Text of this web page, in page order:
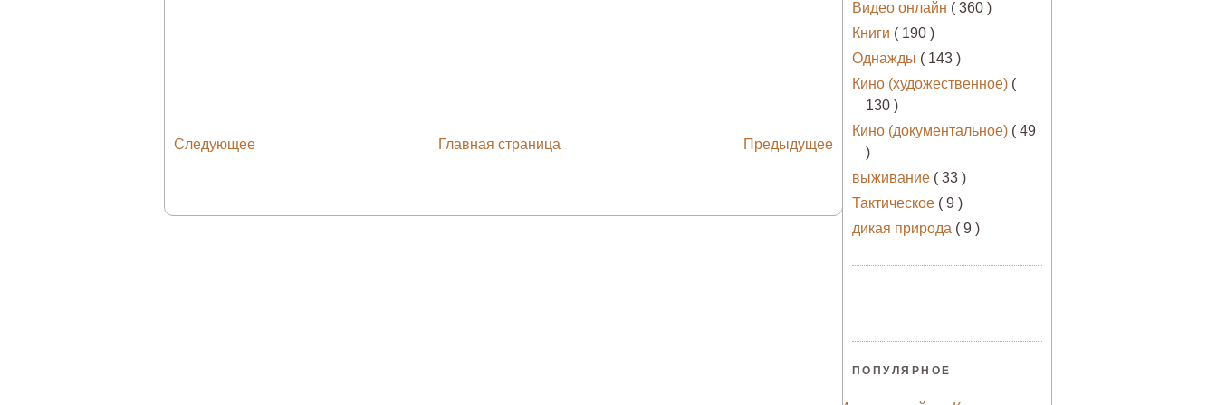
Следующее Предыдущее
Главная страница
Видео онлайн ( 360 )
Книги ( 190 )
Однажды ( 143 )
Кино (художественное) (
130 )
Кино (документальное) ( 49
)
выживание ( 33 )
Тактическое ( 9 )
дикая природа ( 9 )
ПОПУЛЯРНОЕ